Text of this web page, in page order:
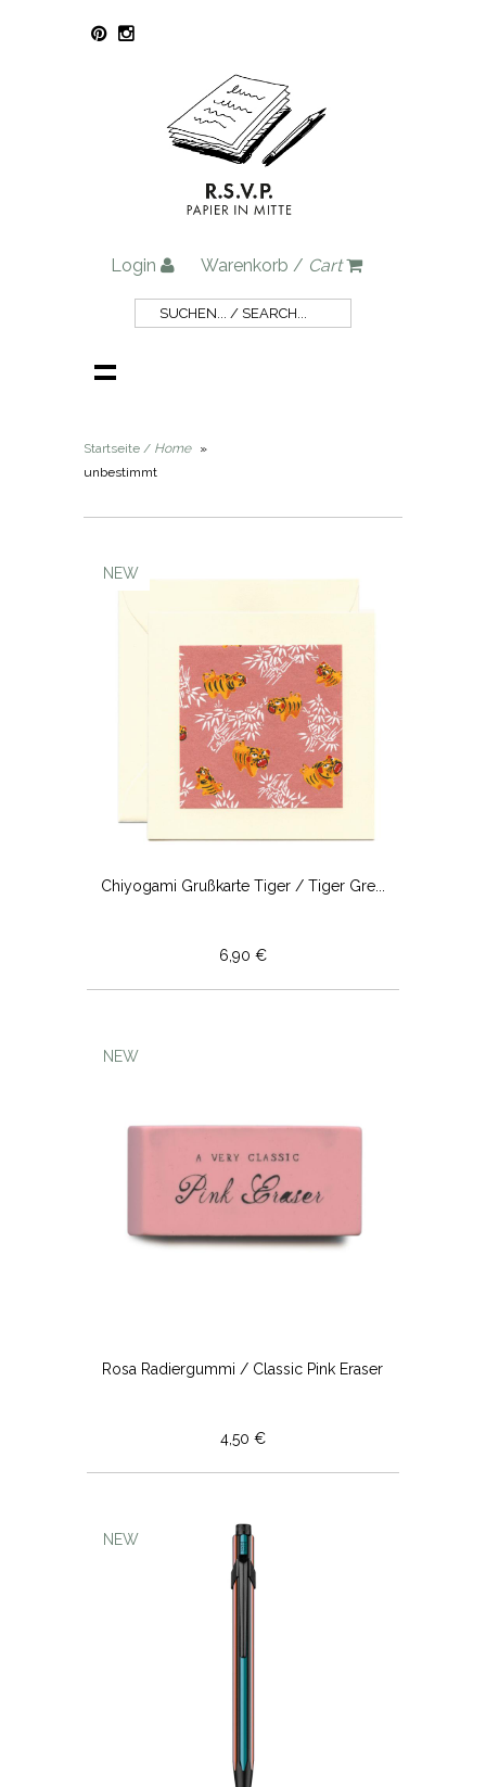
Login Warenkorb / Cart
Startseite / Home
»
unbestimmt
NEW
Chiyogami Grußkarte Tiger / Tiger Gre...
6,90 €
NEW
Rosa Radiergummi / Classic Pink Eraser
4,50 €
NEW